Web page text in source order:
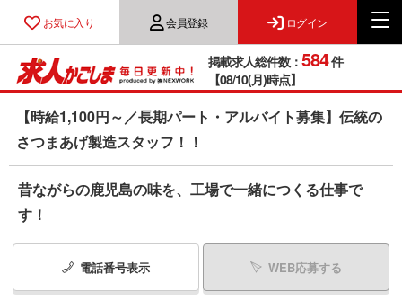
お気に入り 会員登録 ログイン
掲載求人総件数： 584件
【08/10(月)時点】
【時給1,100円～／長期パート・アルバイト募集】伝統の
さつまあげ製造スタッフ！！
昔ながらの鹿児島の味を、工場で一緒につくる仕事で
す！
電話番号表示 WEB応募する